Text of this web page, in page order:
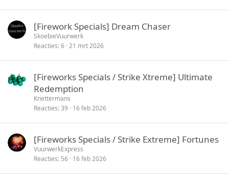
[Firework Specials] Dream Chaser
SkoebieVuurwerk
Reacties 6 21 mrt 2026
[Fireworks Specials / Strike Xtreme] Ultimate
Redemption
Knettermans
Reacties 39 16 feb 2026
[Fireworks Specials / Strike Extreme] Fortunes
VuurwerkExpress
Reacties 56 16 feb 2026